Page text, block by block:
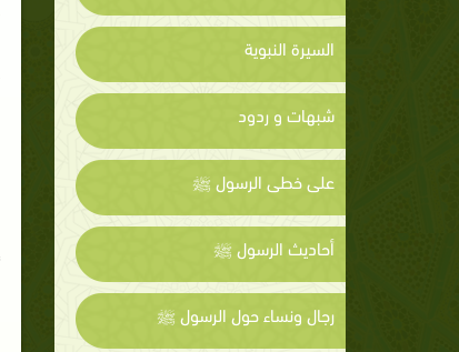
السيرة النبوية
شبهات و ردود
على خطى الرسول ﷺ
أحاديث الرسول ﷺ
رجال ونساء حول الرسول ﷺ